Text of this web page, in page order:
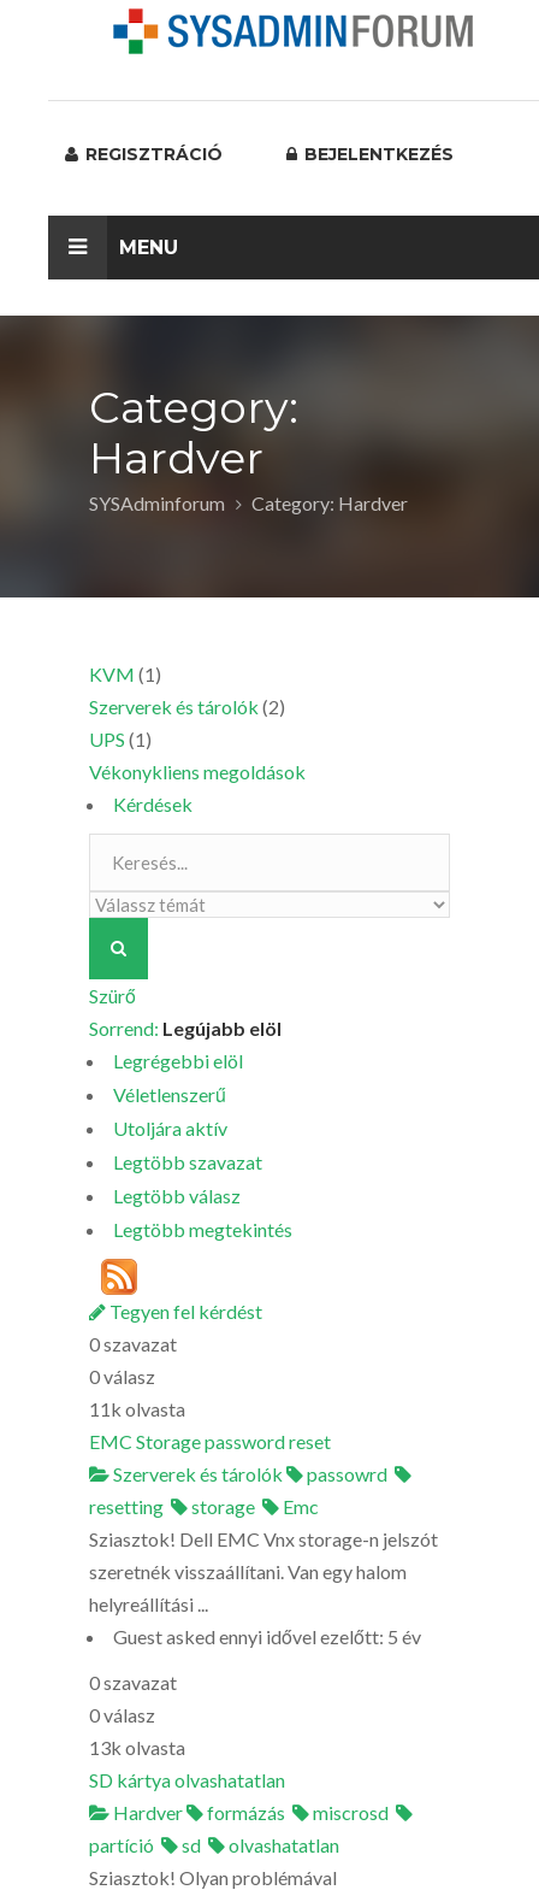
REGISZTRÁCIÓ BEJELENTKEZÉS
MENU
Category:
Hardver
SYSAdminforum Category: Hardver
KVM (1)
Szerverek és tárolók (2)
UPS (1)
Vékonykliens megoldások
Kérdések
Szürő
Sorrend: Legújabb elöl
Legrégebbi elöl
Véletlenszerű
Utoljára aktív
Legtöbb szavazat
Legtöbb válasz
Legtöbb megtekintés
Tegyen fel kérdést
0szavazat
0válasz
11k olvasta
EMC Storage password reset
Szerverek és tárolók
passowrd
resetting
storage
Emc
Sziasztok! Dell EMC Vnx storage-n jelszót
szeretnék visszaállítani. Van egy halom
helyreállítási ...
Guestasked ennyi idővel ezelőtt: 5 év
0szavazat
0válasz
13k olvasta
SD kártya olvashatatlan
Hardver
formázás
miscrosd
partíció
sd
olvashatatlan
Sziasztok! Olyan problémával